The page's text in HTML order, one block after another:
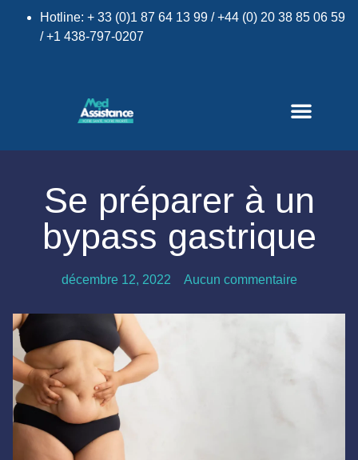
Hotline: + 33 (0)1 87 64 13 99 / +44 (0) 20 38 85 06 59
/ +1 438-797-0207
Se préparer à un
bypass gastrique
décembre 12, 2022 Aucun commentaire